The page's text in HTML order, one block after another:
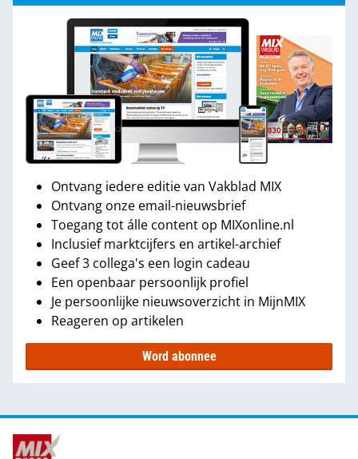
Ontvang iedere editie van Vakblad MIX
Ontvang onze email-nieuwsbrief
Toegang tot álle content op MIXonline.nl
Inclusief marktcijfers en artikel-archief
Geef 3 collega's een login cadeau
Een openbaar persoonlijk profiel
Je persoonlijke nieuwsoverzicht in MijnMIX
Reageren op artikelen
Word abonnee